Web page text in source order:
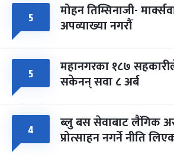
५ मोहन तिम्सिनाजी-
अपव्याख्या नगरौं
५ महानगरका १८७
सकेनन् सवा ८ अर्ब
४ ब्लु बस सेवाबाट लैंगिक
प्रोत्साहन नगर्ने नीति